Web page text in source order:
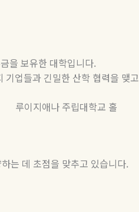
을 보유한 대학입니다.
기업들과 긴밀한 산학 협력을 맺고
는 데 초점을 맞추고 있습니다.